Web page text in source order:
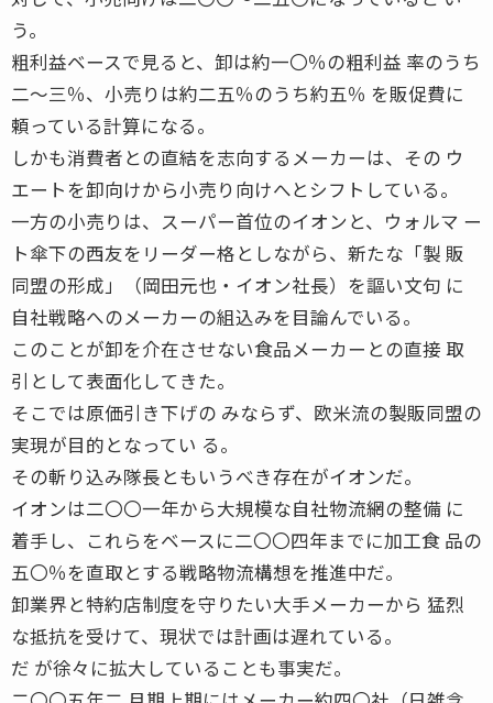
う。
粗利益ベースで見ると、卸は約一〇％の粗利益 率のうち
二〜三％、小売りは約二五％のうち約五％ を販促費に
頼っている計算になる。
しかも消費者との直結を志向するメーカーは、その ウ
エートを卸向けから小売り向けへとシフトしている。
一方の小売りは、スーパー首位のイオンと、ウォルマ ー
ト傘下の西友をリーダー格としながら、新たな「製 販
同盟の形成」（岡田元也・イオン社長）を謳い文句 に
自社戦略へのメーカーの組込みを目論んでいる。
このことが卸を介在させない食品メーカーとの直接 取
引として表面化してきた。
そこでは原価引き下げの みならず、欧米流の製販同盟の
実現が目的となってい る。
その斬り込み隊長ともいうべき存在がイオンだ。
イオンは二〇〇一年から大規模な自社物流網の整備 に
着手し、これらをベースに二〇〇四年までに加工食 品の
五〇％を直取とする戦略物流構想を推進中だ。
卸業界と特約店制度を守りたい大手メーカーから 猛烈
な抵抗を受けて、現状では計画は遅れている。
だ が徐々に拡大していることも事実だ。